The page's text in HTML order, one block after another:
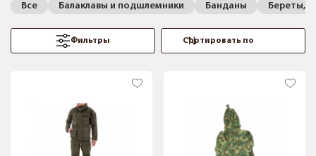
Все Балаклавы и подшлемники Банданы Береты,
Фильтры